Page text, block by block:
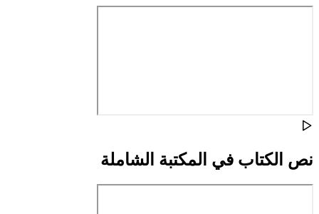
نص الكتاب في المكتبة الشاملة